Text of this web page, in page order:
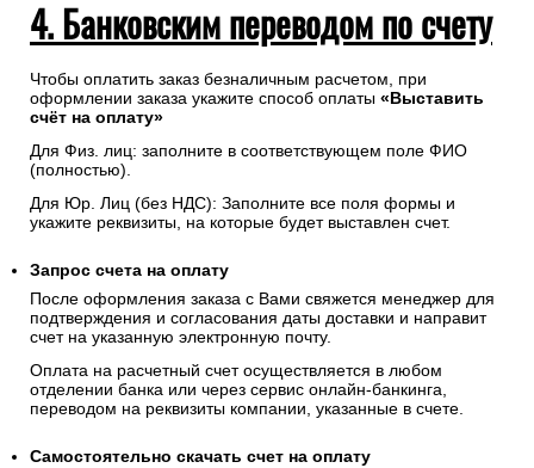
4. Банковским переводом по счету
Чтобы оплатить заказ безналичным расчетом, при
оформлении заказа укажите способ оплаты «Выставить
счёт на оплату»
Для Физ. лиц: заполните в соответствующем поле ФИО
(полностью).
Для Юр. Лиц (без НДС): Заполните все поля формы и
укажите реквизиты, на которые будет выставлен счет.
Запрос счета на оплату
После оформления заказа с Вами свяжется менеджер для
подтверждения и согласования даты доставки и направит
счет на указанную электронную почту.
Оплата на расчетный счет осуществляется в любом
отделении банка или через сервис онлайн-банкинга,
переводом на реквизиты компании, указанные в счете.
Самостоятельно скачать счет на оплату